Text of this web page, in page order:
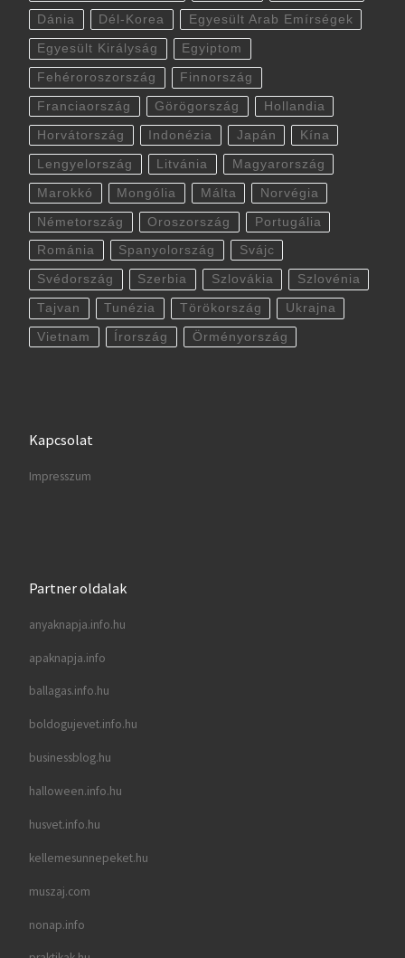
Dánia Dél-Korea Egyesült Arab Emírségek
Egyesült Királyság Egyiptom
Fehéroroszország Finnország
Franciaország Görögország Hollandia
Horvátország Indonézia Japán Kína
Lengyelország Litvánia Magyarország
Marokkó Mongólia Málta Norvégia
Németország Oroszország Portugália
Románia Spanyolország Svájc
Svédország Szerbia Szlovákia Szlovénia
Tajvan Tunézia Törökország Ukrajna
Vietnam Írország Örményország
Kapcsolat
Impresszum
Partner oldalak
anyaknapja.info.hu
apaknapja.info
ballagas.info.hu
boldogujevet.info.hu
businessblog.hu
halloween.info.hu
husvet.info.hu
kellemesunnepeket.hu
muszaj.com
nonap.info